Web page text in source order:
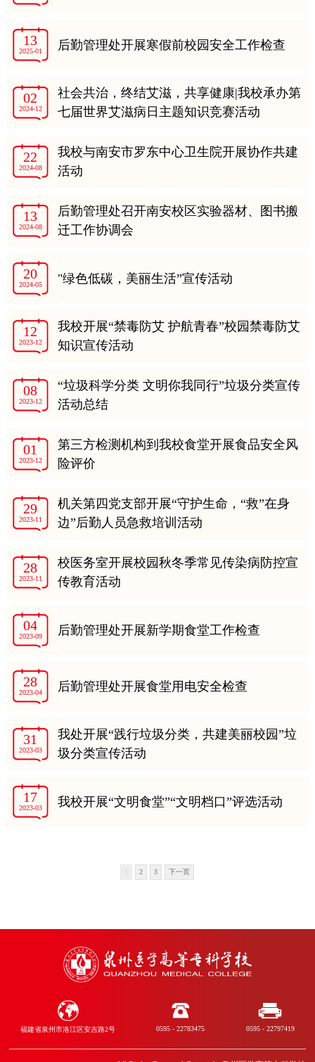
13
2025-01 后勤管理处开展寒假前校园安全工作检查
02
2024-12
社会共治，终结艾滋，共享健康|我校承办第
七届世界艾滋病日主题知识竞赛活动
22
2024-08
我校与南安市罗东中心卫生院开展协作共建
活动
13
2024-08
后勤管理处召开南安校区实验器材、图书搬
迁工作协调会
20
2024-05 "绿色低碳，美丽生活”宣传活动
12
2023-12
我校开展“禁毒防艾 护航青春”校园禁毒防艾
知识宣传活动
08
2023-12
“垃圾科学分类 文明你我同行”垃圾分类宣传
活动总结
01
2023-12
第三方检测机构到我校食堂开展食品安全风
险评价
29
2023-11
机关第四党支部开展“守护生命，“救”在身
边”后勤人员急救培训活动
28
2023-11
校医务室开展校园秋冬季常见传染病防控宣
传教育活动
04
2023-09 后勤管理处开展新学期食堂工作检查
28
2023-04 后勤管理处开展食堂用电安全检查
31
2023-03
我处开展“践行垃圾分类，共建美丽校园”垃
圾分类宣传活动
17
2023-03 我校开展“文明食堂”“文明档口”评选活动
1 2 3 下一页
福建省泉州市洛江区安吉路2号 0595 - 22783475 0595 - 22797419